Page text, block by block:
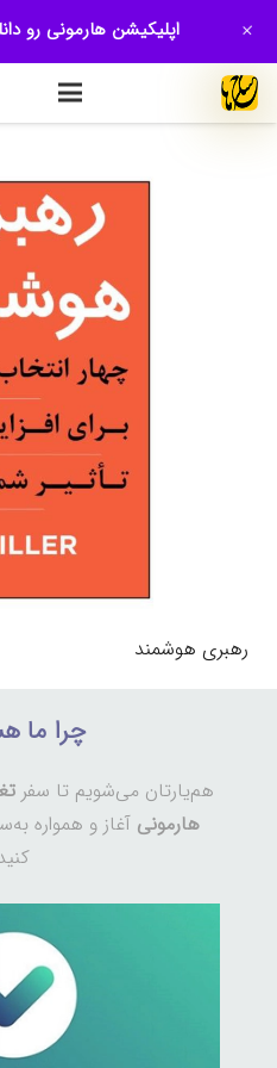
رهبری هوشمند
چرا ما
هم‌یارتان می‌شویم تا سفر
هارمونی آغاز و همواره
اپلیکیشن هارمونی رو +